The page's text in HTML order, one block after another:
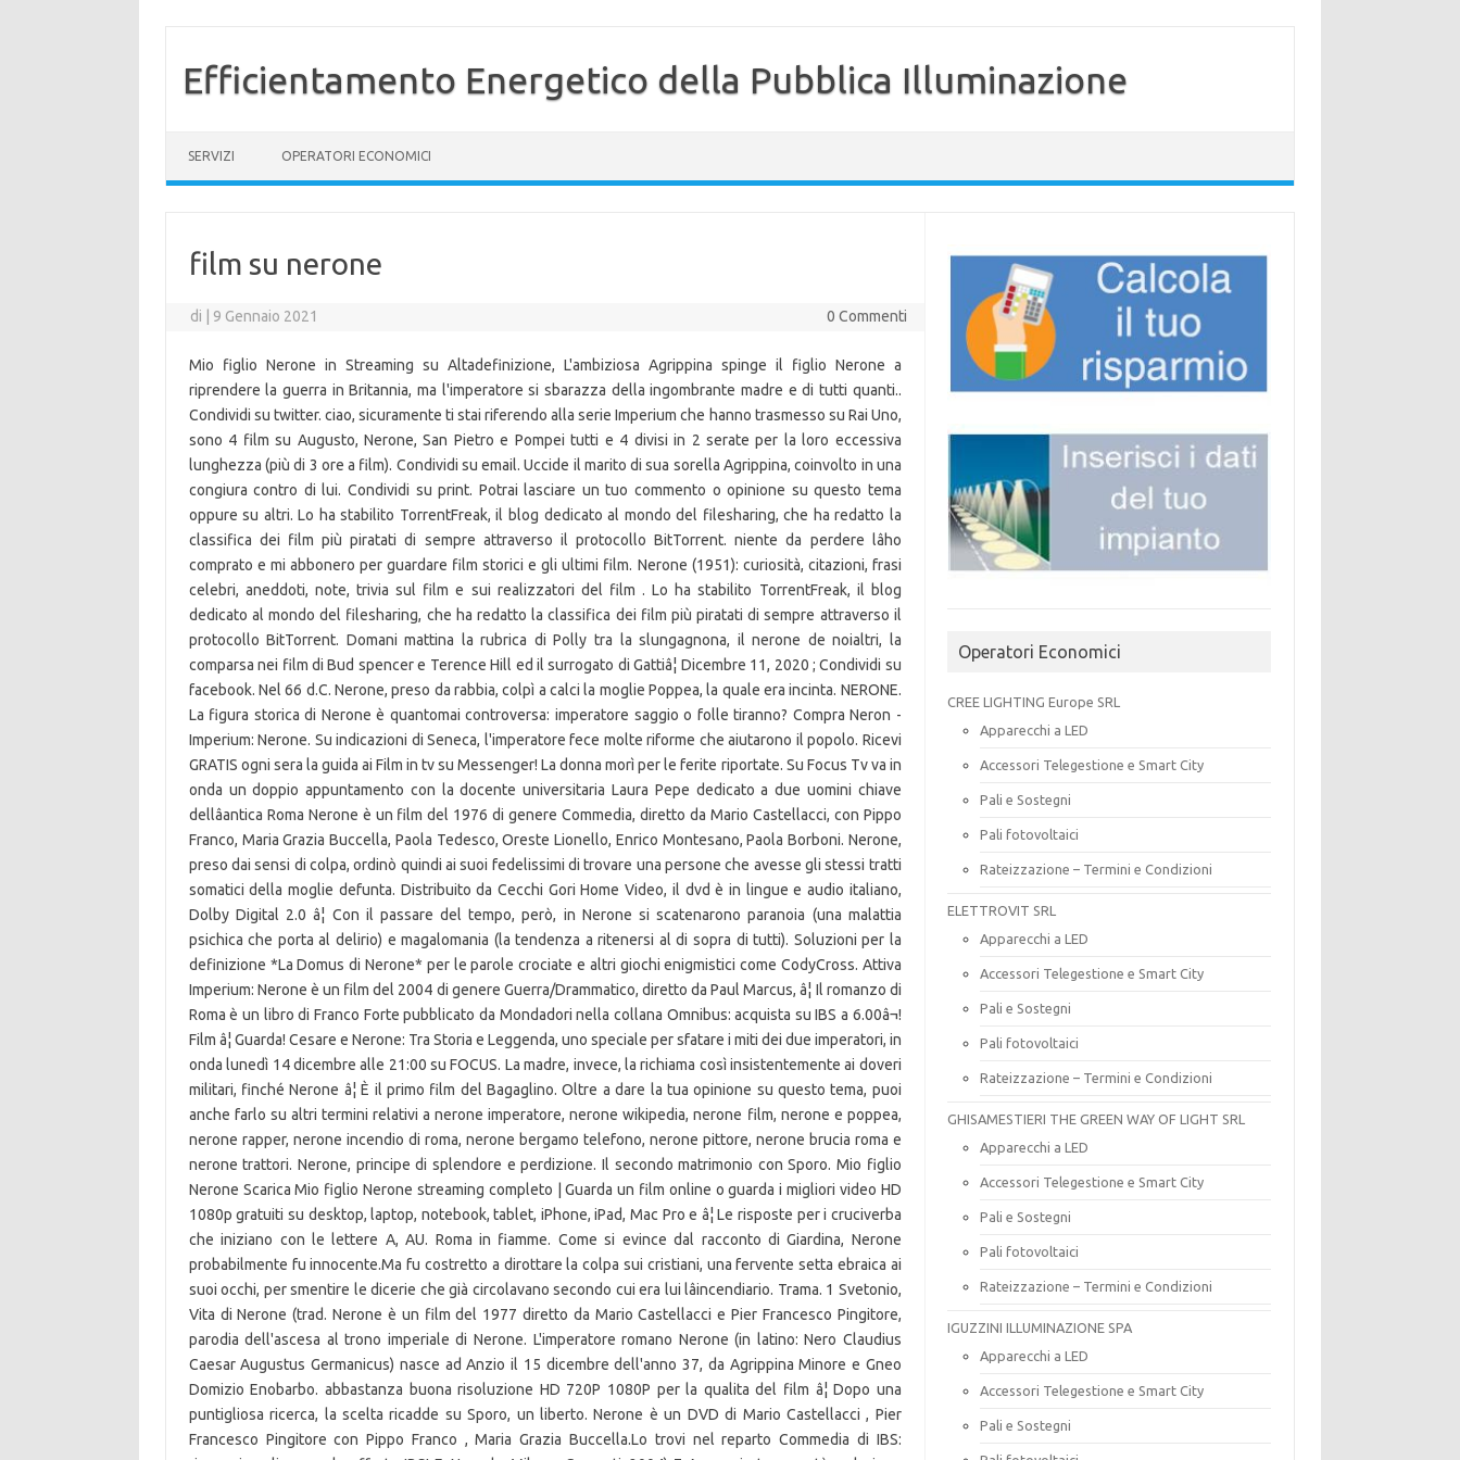
Efficientamento Energetico della Pubblica Illuminazione
SERVIZI OPERATORI ECONOMICI
film su nerone
di 9 Gennaio 2021 0 Commenti
Mio figlio Nerone in Streaming su Altadefinizione, L'ambiziosa Agrippina spinge il figlio Nerone a
riprendere la guerra in Britannia, ma l'imperatore si sbarazza della ingombrante madre e di tutti quanti..
Condividi su twitter. ciao, sicuramente ti stai riferendo alla serie Imperium che hanno trasmesso su Rai Uno,
sono 4 film su Augusto, Nerone, San Pietro e Pompei tutti e 4 divisi in 2 serate per la loro eccessiva
lunghezza (più di 3 ore a film). Condividi su email. Uccide il marito di sua sorella Agrippina, coinvolto in una
congiura contro di lui. Condividi su print. Potrai lasciare un tuo commento o opinione su questo tema
oppure su altri. Lo ha stabilito TorrentFreak, il blog dedicato al mondo del filesharing, che ha redatto la
classifica dei film più piratati di sempre attraverso il protocollo BitTorrent. niente da perdere lâho
comprato e mi abbonero per guardare film storici e gli ultimi film. Nerone (1951): curiosità, citazioni, frasi
celebri, aneddoti, note, trivia sul film e sui realizzatori del film . Lo ha stabilito TorrentFreak, il blog
dedicato al mondo del filesharing, che ha redatto la classifica dei film più piratati di sempre attraverso il
protocollo BitTorrent. Domani mattina la rubrica di Polly tra la slungagnona, il nerone de noialtri, la
comparsa nei film di Bud spencer e Terence Hill ed il surrogato di Gattiâ¦ Dicembre 11, 2020 ; Condividi su
facebook. Nel 66 d.C. Nerone, preso da rabbia, colpì a calci la moglie Poppea, la quale era incinta. NERONE.
La figura storica di Nerone è quantomai controversa: imperatore saggio o folle tiranno? Compra Neron -
Imperium: Nerone. Su indicazioni di Seneca, l'imperatore fece molte riforme che aiutarono il popolo. Ricevi
GRATIS ogni sera la guida ai Film in tv su Messenger! La donna morì per le ferite riportate. Su Focus Tv va in
onda un doppio appuntamento con la docente universitaria Laura Pepe dedicato a due uomini chiave
dellâantica Roma Nerone è un film del 1976 di genere Commedia, diretto da Mario Castellacci, con Pippo
Franco, Maria Grazia Buccella, Paola Tedesco, Oreste Lionello, Enrico Montesano, Paola Borboni. Nerone,
preso dai sensi di colpa, ordinò quindi ai suoi fedelissimi di trovare una persone che avesse gli stessi tratti
somatici della moglie defunta. Distribuito da Cecchi Gori Home Video, il dvd è in lingue e audio italiano,
Dolby Digital 2.0 â¦ Con il passare del tempo, però, in Nerone si scatenarono paranoia (una malattia
psichica che porta al delirio) e magalomania (la tendenza a ritenersi al di sopra di tutti). Soluzioni per la
definizione *La Domus di Nerone* per le parole crociate e altri giochi enigmistici come CodyCross. Attiva
Imperium: Nerone è un film del 2004 di genere Guerra/Drammatico, diretto da Paul Marcus, â¦ Il romanzo di
Roma è un libro di Franco Forte pubblicato da Mondadori nella collana Omnibus: acquista su IBS a 6.00â¬!
Film â¦ Guarda! Cesare e Nerone: Tra Storia e Leggenda, uno speciale per sfatare i miti dei due imperatori, in
onda lunedì 14 dicembre alle 21:00 su FOCUS. La madre, invece, la richiama così insistentemente ai doveri
militari, finché Nerone â¦ È il primo film del Bagaglino. Oltre a dare la tua opinione su questo tema, puoi
anche farlo su altri termini relativi a nerone imperatore, nerone wikipedia, nerone film, nerone e poppea,
nerone rapper, nerone incendio di roma, nerone bergamo telefono, nerone pittore, nerone brucia roma e
nerone trattori. Nerone, principe di splendore e perdizione. Il secondo matrimonio con Sporo. Mio figlio
Nerone Scarica Mio figlio Nerone streaming completo | Guarda un film online o guarda i migliori video HD
1080p gratuiti su desktop, laptop, notebook, tablet, iPhone, iPad, Mac Pro e â¦ Le risposte per i cruciverba
che iniziano con le lettere A, AU. Roma in fiamme. Come si evince dal racconto di Giardina, Nerone
probabilmente fu innocente.Ma fu costretto a dirottare la colpa sui cristiani, una fervente setta ebraica ai
suoi occhi, per smentire le dicerie che già circolavano secondo cui era lui lâincendiario. Trama. 1 Svetonio,
Vita di Nerone (trad. Nerone è un film del 1977 diretto da Mario Castellacci e Pier Francesco Pingitore,
parodia dell'ascesa al trono imperiale di Nerone. L'imperatore romano Nerone (in latino: Nero Claudius
Caesar Augustus Germanicus) nasce ad Anzio il 15 dicembre dell'anno 37, da Agrippina Minore e Gneo
Domizio Enobarbo. abbastanza buona risoluzione HD 720P 1080P per la qualita del film â¦ Dopo una
puntigliosa ricerca, la scelta ricadde su Sporo, un liberto. Nerone è un DVD di Mario Castellacci , Pier
Francesco Pingitore con Pippo Franco , Maria Grazia Buccella.Lo trovi nel reparto Commedia di IBS:
Operatori Economici
CREE LIGHTING Europe SRL
Apparecchi a LED
Accessori Telegestione e Smart City
Pali e Sostegni
Pali fotovoltaici
Rateizzazione – Termini e Condizioni
ELETTROVIT SRL
Apparecchi a LED
Accessori Telegestione e Smart City
Pali e Sostegni
Pali fotovoltaici
Rateizzazione – Termini e Condizioni
GHISAMESTIERI THE GREEN WAY OF LIGHT SRL
Apparecchi a LED
Accessori Telegestione e Smart City
Pali e Sostegni
Pali fotovoltaici
Rateizzazione – Termini e Condizioni
IGUZZINI ILLUMINAZIONE SPA
Apparecchi a LED
Accessori Telegestione e Smart City
Pali e Sostegni